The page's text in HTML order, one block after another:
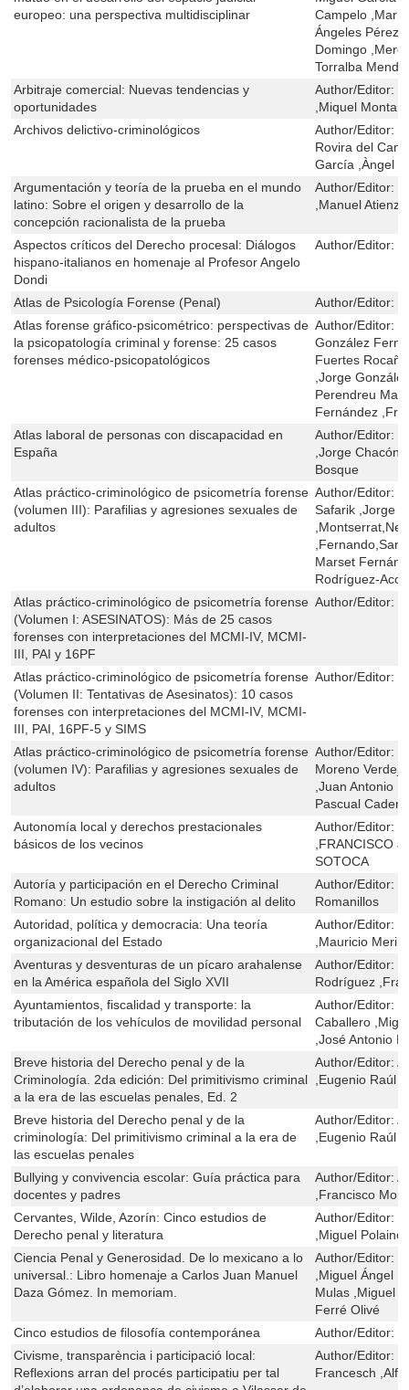
europeo: una perspectiva multidisciplinar
Campelo ,Mar
Ángeles Pérez
Domingo
Torralba
Arbitraje comercial: Nuevas tendencias y
oportunidades
Author/Editor:
,Miquel
Archivos delictivo-criminológicos
Author/Editor:
Rovira del
García ,Àngel
Argumentación y teoría de la prueba en el mundo
latino: Sobre el origen y desarrollo de la
concepción racionalista de la prueba
Author/Editor:
,Manuel Atienza
Aspectos críticos del Derecho procesal: Diálogos
hispano-italianos en homenaje al Profesor Angelo
Dondi
Author/Editor:
Atlas de Psicología Forense (Penal) Author/Editor:
Atlas forense gráfico-psicométrico: perspectivas de
la psicopatología criminal y forense: 25 casos
forenses médico-psicopatológicos
Author/Editor:
González
Fuertes
,Jorge
Perendreu
Fernández
Atlas laboral de personas con discapacidad en
España
Author/Editor:
,Jorge Chacón
Bosque
Atlas práctico-criminológico de psicometría forense
(volumen III): Parafilias y agresiones sexuales de
adultos
Author/Editor:
Safarik ,Jorge
Marset
Rodríguez-
Atlas práctico-criminológico de psicometría forense
(Volumen I: ASESINATOS): Más de 25 casos
forenses con interpretaciones del MCMI-IV, MCMI-
III, PAI y 16PF
Author/Editor:
Atlas práctico-criminológico de psicometría forense
(Volumen II: Tentativas de Asesinatos): 10 casos
forenses con interpretaciones del MCMI-IV, MCMI-
III, PAI, 16PF-5 y SIMS
Author/Editor:
Atlas práctico-criminológico de psicometría forense
(volumen IV): Parafilias y agresiones sexuales de
adultos
Author/Editor:
Moreno
,Juan Antonio
Pascual
Autonomía local y derechos prestacionales
básicos de los vecinos
Author/Editor:
,FRANCISCO
SOTOCA
Autoría y participación en el Derecho Criminal
Romano: Un estudio sobre la instigación al delito
Author/Editor:
Romanillos
Autoridad, política y democracia: Una teoría
organizacional del Estado
Author/Editor:
,Mauricio
Aventuras y desventuras de un pícaro arahalense
en la América española del Siglo XVII
Author/Editor:
Rodríguez
Ayuntamientos, fiscalidad y transporte: la
tributación de los vehículos de movilidad personal
Author/Editor:
Caballero
,José Antonio
Breve historia del Derecho penal y de la
Criminología. 2da edición: Del primitivismo criminal
a la era de las escuelas penales, Ed. 2
Author/Editor:
,Eugenio Raúl
Breve historia del Derecho penal y de la
criminología: Del primitivismo criminal a la era de
las escuelas penales
Author/Editor:
,Eugenio Raúl
Bullying y convivencia escolar: Guía práctica para
docentes y padres
Author/Editor:
,Francisco
Cervantes, Wilde, Azorín: Cinco estudios de
Derecho penal y literatura
Author/Editor:
,Miguel
Ciencia Penal y Generosidad. De lo mexicano a lo
universal.: Libro homenaje a Carlos Juan Manuel
Daza Gómez. In memoriam.
Author/Editor:
,Miguel Ángel
Mulas ,Miguel
Ferré Olivé
Cinco estudios de filosofía contemporánea
Author/Editor:
Civisme, transparència i participació local:
Reflexions arran del procés participatiu per tal
Author/Editor:
Francesch